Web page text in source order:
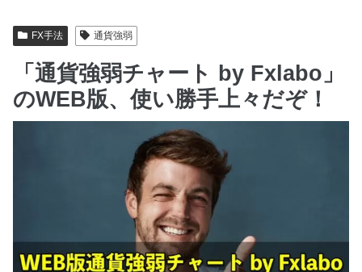
FX手法 通貨強弱
「通貨強弱チャート by Fxlabo」
のWEB版、使い勝手上々だぞ！